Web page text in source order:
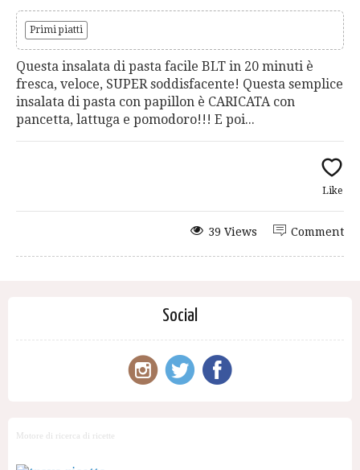
Primi piatti
Questa insalata di pasta facile BLT in 20 minuti è
fresca, veloce, SUPER soddisfacente! Questa semplice
insalata di pasta con papillon è CARICATA con
pancetta, lattuga e pomodoro!!! E poi...
Like
Comment
39 Views
Social
Motore di ricerca di ricette